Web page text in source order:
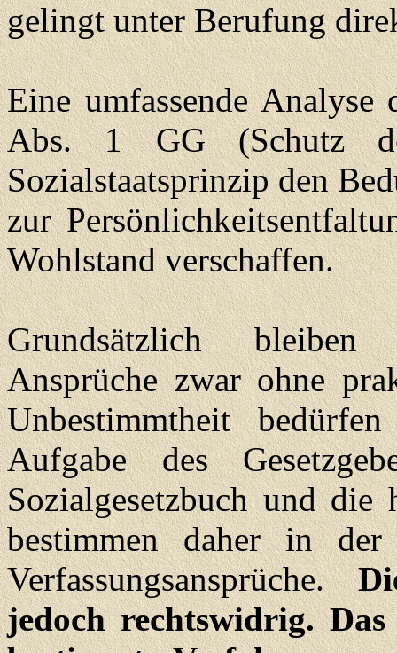
gelingt unter Berufung
Eine umfassende
Abs. 1 GG (Schutz
Sozialstaatsprinzip den
zur
Wohlstand verschaffen.
Grundsätzlich bleiben
Ansprüche zwar ohne
Unbestimmtheit
Aufgabe des
Sozialgesetzbuch und die
bestimmen daher in
Verfassungsansprüche.
jedoch rechtswidrig.